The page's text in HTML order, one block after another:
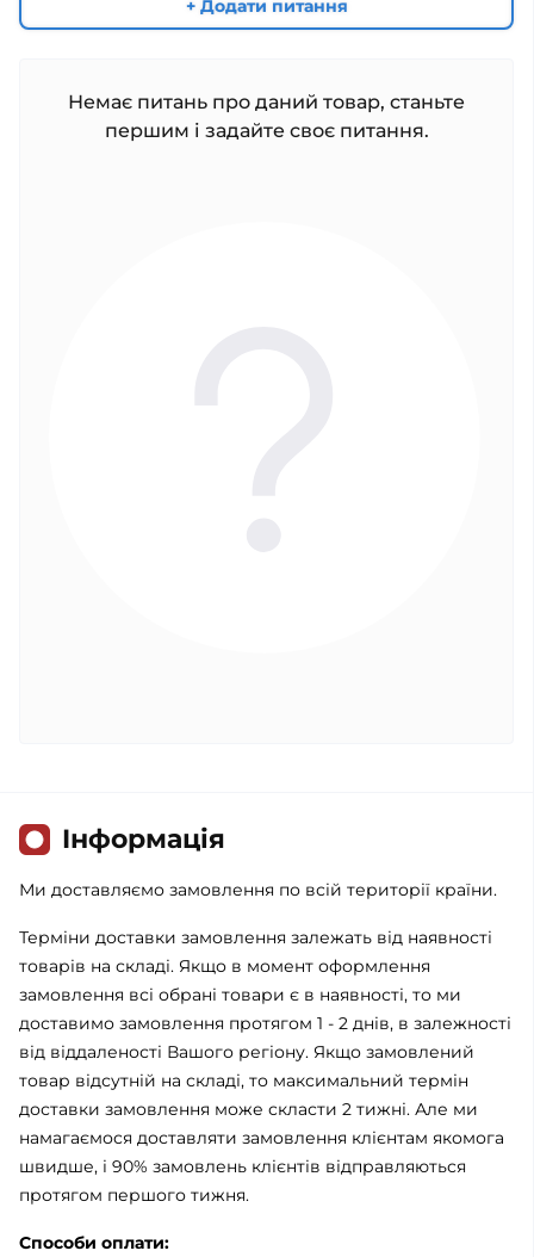
+ Додати питання
Немає питань про даний товар, станьте
першим і задайте своє питання.
Iнформація
Ми доставляємо замовлення по всій території країни.
Терміни доставки замовлення залежать від наявності
товарів на складі. Якщо в момент оформлення
замовлення всі обрані товари є в наявності, то ми
доставимо замовлення протягом 1 - 2 днів, в залежності
від віддаленості Вашого регіону. Якщо замовлений
товар відсутній на складі, то максимальний термін
доставки замовлення може скласти 2 тижні. Але ми
намагаємося доставляти замовлення клієнтам якомога
швидше, і 90% замовлень клієнтів відправляються
протягом першого тижня.
Способи оплати: